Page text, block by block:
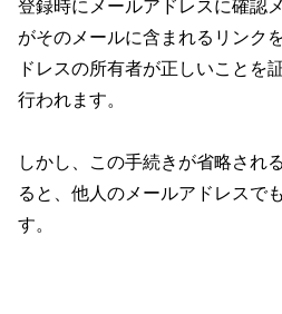
登録時にメールアドレスに確認
がそのメールに含まれるリンク
ドレスの所有者が正しいことを
行われます。
しかし、この手続きが省略され
ると、他人のメールアドレスで
す。